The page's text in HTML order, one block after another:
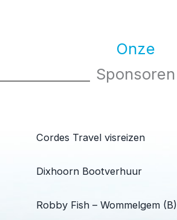
Onze
Sponsoren
Cordes Travel visreizen
Dixhoorn Bootverhuur
Robby Fish – Wommelgem (B)